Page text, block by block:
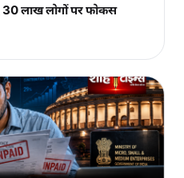
लाख लोगों पर फोकस